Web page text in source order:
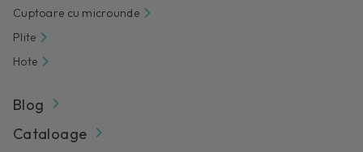
Cuptoare cu microunde
Plite
Hote
Blog
Cataloage